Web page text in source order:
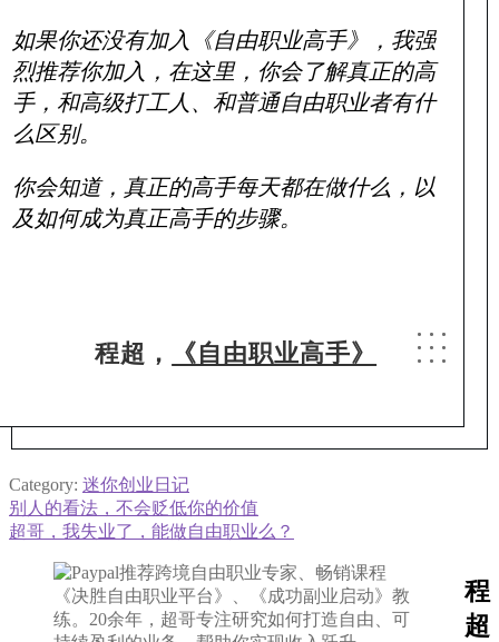
如果你还没有加入《自由职业高手》，我强
烈推荐你加入，在这里，你会了解真正的高
手，和高级打工人、和普通自由职业者有什
么区别。
你会知道，真正的高手每天都在做什么，以
及如何成为真正高手的步骤。
程超， 《自由职业高手》
Category: 迷你创业日记
文
章
Previous
post:
别人的看法，不会贬低你的价值
Next
超哥，我失业了，能做自由职业么？
程
超